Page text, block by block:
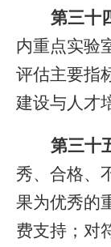
第三十
内重点实验
评估主要指
建设与人才
第三十
秀、合格、
果为优秀的
费支持；对